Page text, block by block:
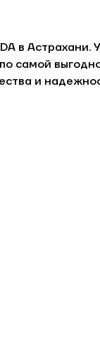
в Астрахани.
самой
и